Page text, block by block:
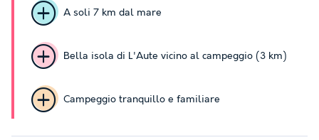
A soli 7 km dal mare
Bella isola di L'Aute vicino al campeggio (3 km)
Campeggio tranquillo e familiare